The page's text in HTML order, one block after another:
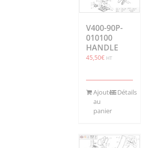
V400-90P-
010100
HANDLE
45,50€ HT
Ajouter
au
panier
Détails